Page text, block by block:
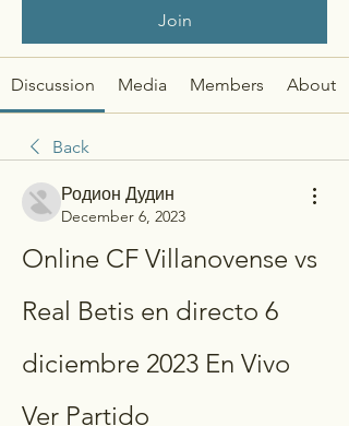
Join
Discussion Media Members About
Back
Родион Дудин
December 6, 2023
Online CF Villanovense vs
Real Betis en directo 6
diciembre 2023 En Vivo
Ver Partido